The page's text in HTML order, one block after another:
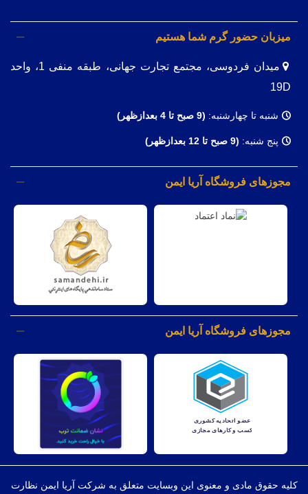
میزبان حضور گرم شما هستیم
میدان فردوسی، مجتمع تجارت جهانی، طبقه منفی 1، واحد
19D
شنبه تا چهارشنبه: (9 صبح تا 4 بعدازظهر)
پنج شنبه: (9 صبح تا 12 بعدازظهر)
مجوزهای فروشگاه آریا ایمن
مجوزهای فروشگاه آریا ایمن
کليه حقوق مادی و معنوی اين وبسايت متعلق به شرکت آریا ایمن نظارت